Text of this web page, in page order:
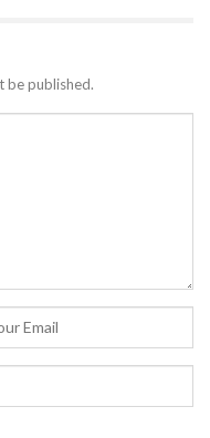
be published.